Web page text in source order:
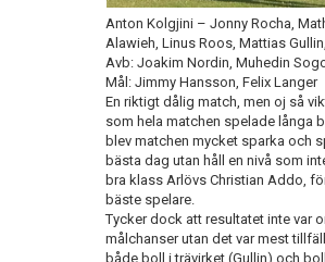
Anton Kolgjini – Jonny Rocha,
Alawieh, Linus Roos, Mattias
Avb: Joakim Nordin, Muhedin
Mål: Jimmy Hansson, Felix Langer
En riktigt dålig match, men oj så
som hela matchen spelade långa
blev matchen mycket sparka och
bästa dag utan håll en nivå som
bra klass Arlövs Christian Addo,
bäste spelare.
Tycker dock att resultatet inte var
målchanser utan det var mest
både boll i trävirket (Gullin) och